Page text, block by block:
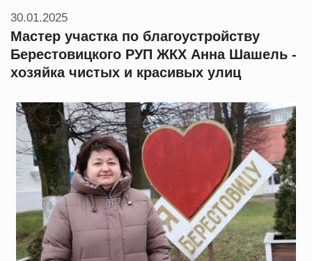
30.01.2025
Мастер участка по благоустройству
Берестовицкого РУП ЖКХ Анна Шашель -
хозяйка чистых и красивых улиц